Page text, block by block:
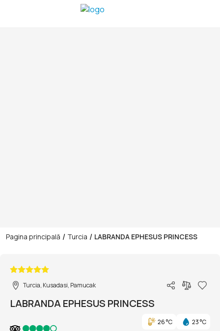
Pagina principală / Turcia / LABRANDA EPHESUS PRINCESS
Turcia, Kusadasi, Pamucak
LABRANDA EPHESUS PRINCESS
26 °C
23 °C